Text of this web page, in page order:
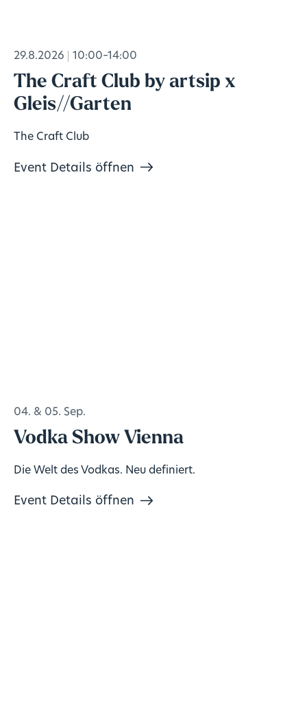
29.8.2026 10:00–14:00
The Craft Club by artsip x
Gleis//Garten
The Craft Club
Event Details öffnen
04. & 05. Sep.
Vodka Show Vienna
Die Welt des Vodkas. Neu definiert.
Event Details öffnen